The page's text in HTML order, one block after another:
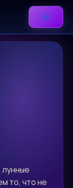
то, что не